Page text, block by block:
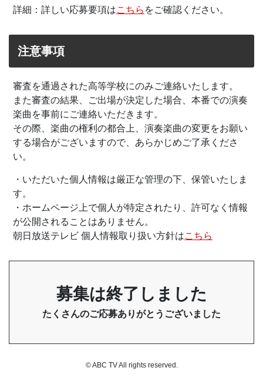
詳細：詳しい応募要項はこちら をご確認ください。
注意事項
審査を通過された高等学校にのみご連絡いたします。
また審査の結果、ご出場が決定した場合、本番での演奏
楽曲を事前にご連絡いただきます。
その際、楽曲の権利の都合上、演奏楽曲の変更をお願い
する場合がございますので、あらかじめご了承くださ
い。
・いただいた個人情報は厳正な管理の下、保管いたしま
す。
・ホームページ上で個人が特定されたり、許可なく情報
が公開されることはありません。
朝日放送テレビ 個人情報取り扱い方針はこちら
募集は終了しました
たくさんのご応募ありがとうございました
© ABC TV All rights reserved.